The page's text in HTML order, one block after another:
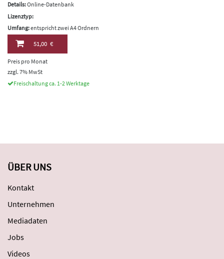
Details:Online-Datenbank
Lizenztyp:
Umfang:entspricht zwei A4 Ordnern
51,00 €
Preis pro Monat
zzgl. 7% MwSt
Freischaltung ca. 1-2 Werktage
ÜBER UNS
Kontakt
Unternehmen
Mediadaten
Jobs
Videos